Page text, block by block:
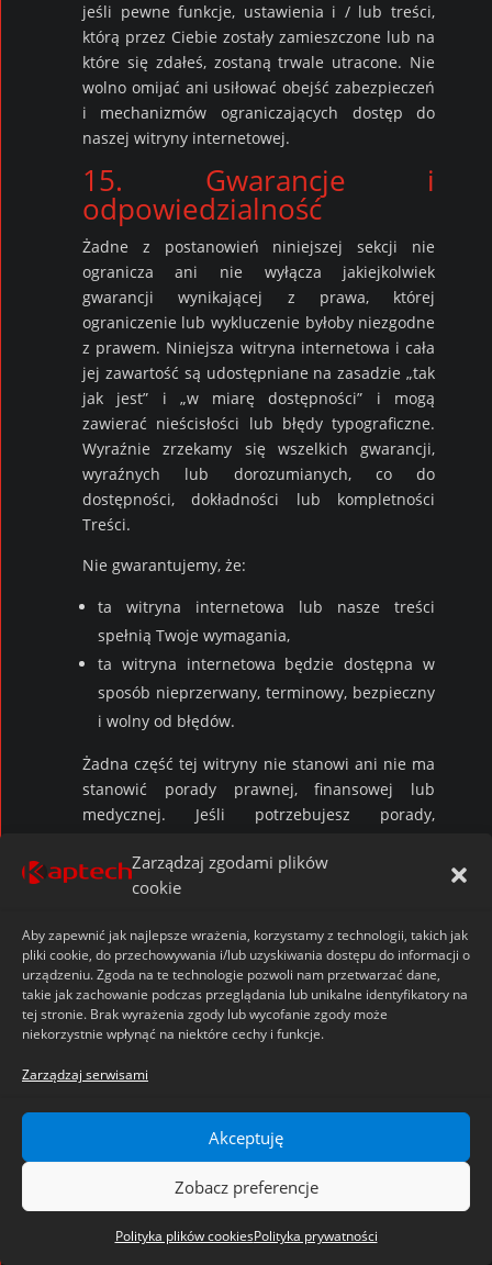
Zarządzaj zgodami plików
cookie
Aby zapewnić jak najlepsze wrażenia, korzystamy z technologii, takich jak
pliki cookie, do przechowywania i/lub uzyskiwania dostępu do informacji o
urządzeniu. Zgoda na te technologie pozwoli nam przetwarzać dane,
takie jak zachowanie podczas przeglądania lub unikalne identyfikatory na
tej stronie. Brak wyrażenia zgody lub wycofanie zgody może
niekorzystnie wpłynąć na niektóre cechy i funkcje.
Zarządzaj serwisami
Akceptuję
Zobacz preferencje
Polityka plików cookiesPolityka prywatności
jeśli pewne funkcje, ustawienia i / lub treści,
którą przez Ciebie zostały zamieszczone lub na
które się zdałeś, zostaną trwale utracone. Nie
wolno omijać ani usiłować obejść zabezpieczeń
i mechanizmów ograniczających dostęp do
naszej witryny internetowej.
15. Gwarancje i
odpowiedzialność
Żadne z postanowień niniejszej sekcji nie
ogranicza ani nie wyłącza jakiejkolwiek
gwarancji wynikającej z prawa, której
ograniczenie lub wykluczenie byłoby niezgodne
z prawem. Niniejsza witryna internetowa i cała
jej zawartość są udostępniane na zasadzie „tak
jak jest” i „w miarę dostępności” i mogą
zawierać nieścisłości lub błędy typograficzne.
Wyraźnie zrzekamy się wszelkich gwarancji,
wyraźnych lub dorozumianych, co do
dostępności, dokładności lub kompletności
Treści.
Nie gwarantujemy, że:
ta witryna internetowa lub nasze treści
spełnią Twoje wymagania,
ta witryna internetowa będzie dostępna w
sposób nieprzerwany, terminowy, bezpieczny
i wolny od błędów.
Żadna część tej witryny nie stanowi ani nie ma
stanowić porady prawnej, finansowej lub
medycznej. Jeśli potrzebujesz porady,
Poniższe postanowienia tej sekcji będą miały
zastosowanie w maksymalnym zakresie
będą ograniczać ani wyłączać naszej
odpowiedzialności w odniesieniu do spraw, dla
których ograniczenie lub wyłączenie naszej
odpowiedzialności byłoby sprzeczne z prawem
lub nielegalne. W żadnym wypadku nie
będziemy odpowiedzialni za jakiekolwiek
utratę zysków lub dochodów, utratę lub
uszkodzenie danych, oprogramowania lub bazy
danych lub utratę lub uszkodzenie mienia lub
danych) poniesione przez Ciebie lub osoby
trzecie, wynikające z dostępu do naszej witryny
lub korzystania z niej.